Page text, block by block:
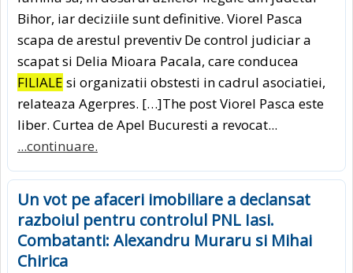
Bihor, iar deciziile sunt definitive. Viorel Pasca
scapa de arestul preventiv De control judiciar a
scapat si Delia Mioara Pacala, care conducea
FILIALE si organizatii obstesti in cadrul asociatiei,
relateaza Agerpres. […]The post Viorel Pasca este
liber. Curtea de Apel Bucuresti a revocat...
...continuare.
Un vot pe afaceri imobiliare a declansat
razboiul pentru controlul PNL Iasi.
Combatanti: Alexandru Muraru si Mihai
Chirica